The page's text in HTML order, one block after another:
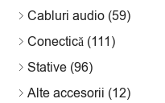
Cabluri audio (59)
Conectică (111)
Stative (96)
Alte accesorii (12)